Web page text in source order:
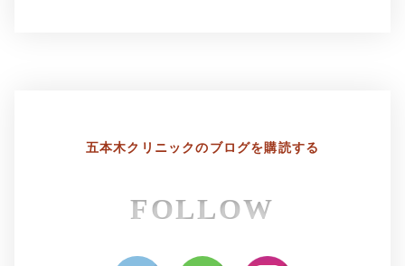
五本木クリニックのブログを購読する
FOLLOW